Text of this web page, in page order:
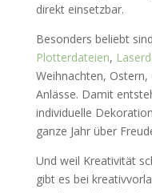
direkt einsetzbar.
Besonders beliebt
Plotterdateien,
Weihnachten,
Anlässe. Damit
individuelle
ganze Jahr über
Und weil Kreativität
gibt es bei